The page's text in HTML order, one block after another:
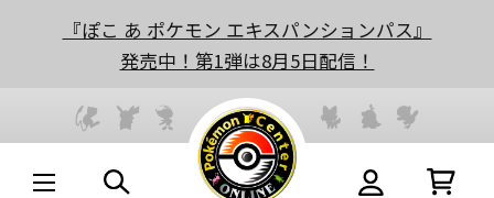
『ぽこ あ ポケモン エキスパンションパス』
発売中！第1弾は8月5日配信！